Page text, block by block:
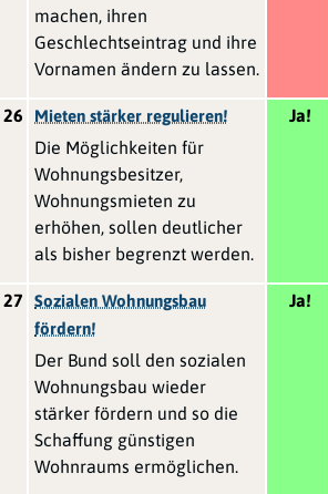
machen, ihren
Geschlechtseintrag und ihre
Vornamen ändern zu lassen.
26 Mieten stärker regulieren!
Die Möglichkeiten für
Wohnungsbesitzer,
Wohnungsmieten zu
erhöhen, sollen deutlicher
als bisher begrenzt werden.
Ja!
27
Sozialen Wohnungsbau
fördern!
Der Bund soll den sozialen
Wohnungsbau wieder
stärker fördern und so die
Schaffung günstigen
Wohnraums ermöglichen.
Ja!